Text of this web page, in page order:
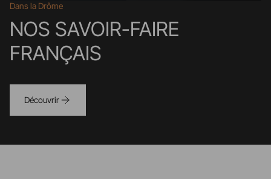
Dans la Drôme
NOS SAVOIR-FAIRE
FRANÇAIS
Découvrir